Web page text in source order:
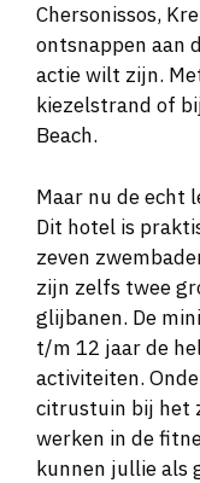
Chersonissos,
ontsnappen aan
actie wilt zijn.
kiezelstrand of
Beach.
Maar nu de echt
Dit hotel is
zeven
zijn zelfs twee
glijbanen. De
t/m 12 jaar de
activiteiten.
citrustuin bij het
werken in de
kunnen jullie als